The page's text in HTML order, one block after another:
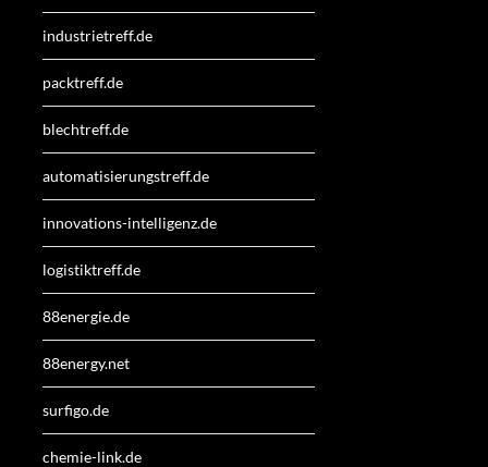
industrietreff.de
packtreff.de
blechtreff.de
automatisierungstreff.de
innovations-intelligenz.de
logistiktreff.de
88energie.de
88energy.net
surfigo.de
chemie-link.de